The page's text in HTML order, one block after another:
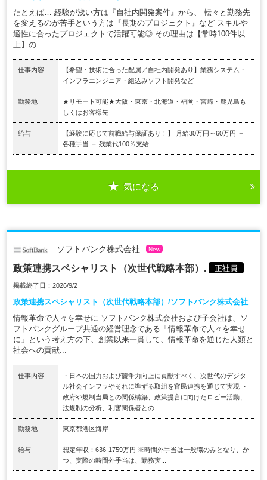
たとえば… 経験が浅い方は『自社内開発案件』から、 転々と勤務先
を変えるのが苦手という方は『長期のプロジェクト』など スキルや
適性に合ったプロジェクトで活躍可能◎ その理由は【常時100件以
上】の...
仕事内容
【希望・技術に合った配属／自社内開発あり】業務システム・
インフラエンジニア・組込みソフト開発など
勤務地
★リモート可能★大阪・東京・北海道・福岡・宮崎・鹿児島も
しくはお客様先
給与
【経験に応じて前職給与保証あり！】 月給30万円～60万円 ＋
各種手当 ＋ 残業代100％支給 ...
気になる
ソフトバンク株式会社 New
政策連携スペシャリスト（次世代戦略本部）. 正社員
掲載終了日：2026/9/2
政策連携スペシャリスト（次世代戦略本部）/ソフトバンク株式会社
情報革命で人々を幸せに ソフトバンク株式会社および子会社は、ソ
フトバンクグループ共通の経営理念である「情報革命で人々を幸せ
に」という考え方の下、創業以来一貫して、情報革命を通じた人類と
社会への貢献...
仕事内容
・日本の国力および競争力向上に貢献すべく、次世代のデジタ
ル社会インフラやそれに準ずる取組を官民連携を通じて実現 ・
政府や規制当局との関係構築、政策提言に向けたロビー活動、
法規制の分析、利害関係者との...
勤務地 東京都港区海岸
給与
想定年収：636-1759万円 ※時間外手当は一般職のみとなり、か
つ、実際の時間外手当は、勤務実...